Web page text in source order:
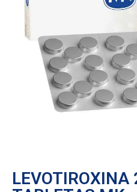
LEVOTIROXINA